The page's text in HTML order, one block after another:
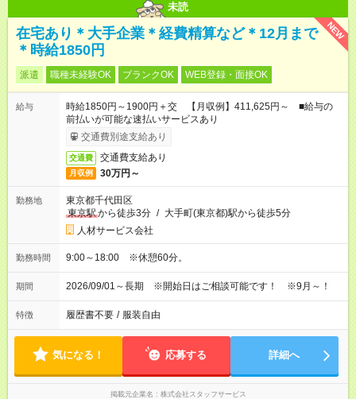
未読
NEW
在宅あり＊大手企業＊経費精算など＊12月まで
＊時給1850円
派遣 職種未経験OK ブランクOK WEB登録・面接OK
給与
時給1850円～1900円＋交 【月収例】411,625円～ ■給与の
前払いが可能な速払いサービスあり
交通費別途支給あり
交通費 交通費支給あり
月収例 30万円～
勤務地
東京都千代田区
東京駅から徒歩3分 / 大手町(東京都)駅から徒歩5分
人材サービス会社
勤務時間 9:00～18:00 ※休憩60分。
期間 2026/09/01～長期 ※開始日はご相談可能です！ ※9月～！
特徴 履歴書不要 / 服装自由
気になる！ 応募する 詳細へ
掲載元企業名 株式会社スタッフサービス